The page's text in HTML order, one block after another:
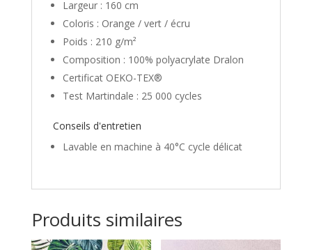
Largeur : 160 cm
Coloris : Orange / vert / écru
Poids : 210 g/m²
Composition : 100% polyacrylate Dralon
Certificat OEKO-TEX®
Test Martindale : 25 000 cycles
Conseils d'entretien
Lavable en machine à 40°C cycle délicat
Produits similaires